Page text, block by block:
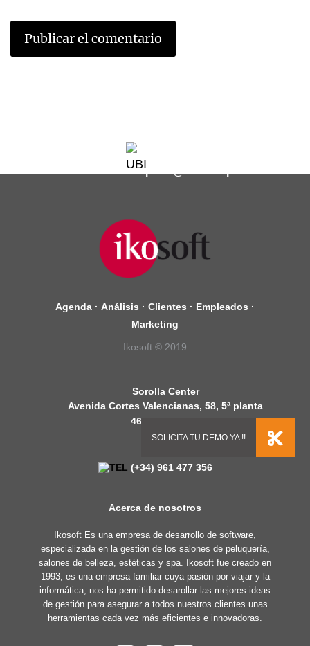
soporte@ikosoftspain.com
Agenda · Análisis · Clientes · Empleados ·
Marketing
Ikosoft © 2019
Sorolla Center
Avenida Cortes Valencianas, 58, 5ª planta
46015 Valencia
España
(+34) 961 477 356
Acerca de nosotros
Ikosoft Es una empresa de desarrollo de software,
especializada en la gestión de los salones de peluquería,
salones de belleza, estéticas y spa. Ikosoft fue creado en
1993, es una empresa familiar cuya pasión por viajar y la
informática, nos ha permitido desarollar las mejores ideas
de gestión para asegurar a todos nuestros clientes unas
herramientas cada vez más eficientes e innovadoras.